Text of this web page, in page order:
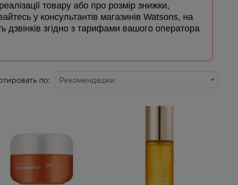
товару або про розмір знижки,
у консультантів магазинів Watsons, на
згідно з тарифами вашого оператора
по: Рекомендации